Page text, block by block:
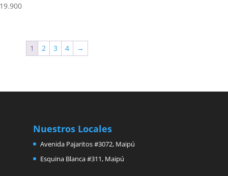
19.900
1 2 3 4 →
Nuestros Locales
Avenida Pajaritos #3072, Maipú
Esquina Blanca #311, Maipú